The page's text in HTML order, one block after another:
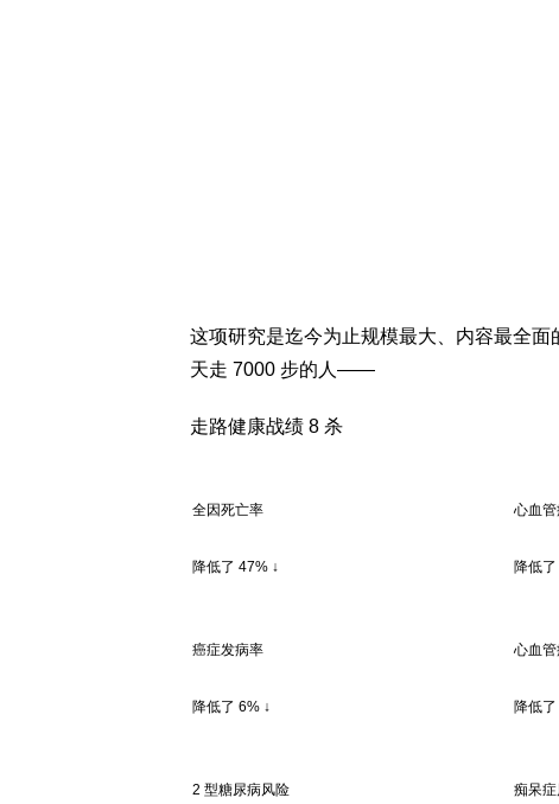
这项研究是迄今为止规模最大、内容最全
天走 7000 步的人——
走路健康战绩 8 杀
全因死亡率
降低了 47% ↓
心血
降低
癌症发病率
降低了 6% ↓
心血
降低
2 型糖尿病风险 痴呆